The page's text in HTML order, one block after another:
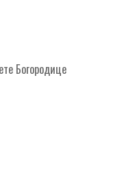
Богородице